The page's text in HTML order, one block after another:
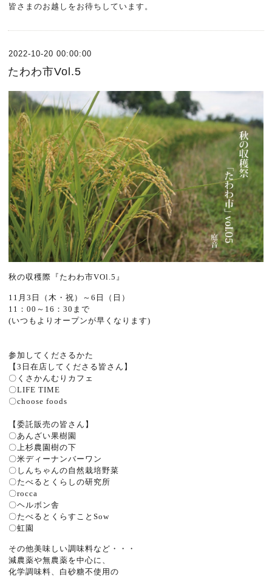
皆さまのお越しをお待ちしています。
2022-10-20 00:00:00
たわわ市Vol.5
秋の収穫際『たわわ市VOl.5』
11月3日（木・祝）～6日（日）
11：00～16：30まで
(いつもよりオープンが早くなります)
参加してくださるかた
【3日在店してくださる皆さん】
〇くさかんむりカフェ
〇LIFE TIME
〇choose foods
【委託販売の皆さん】
〇あんざい果樹園
〇上杉農園樹の下
〇米ディーナンバーワン
〇しんちゃんの自然栽培野菜
〇たべるとくらしの研究所
〇rocca
〇ヘルボン舎
〇たべるとくらすことSow
〇虹園
その他美味しい調味料など・・・
減農薬や無農薬を中心に、
化学調味料、白砂糖不使用の